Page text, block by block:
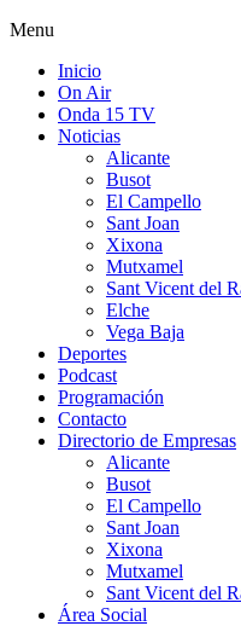
Menu
Inicio
On Air
Onda 15 TV
Noticias
Alicante
Busot
El Campello
Sant Joan
Xixona
Mutxamel
Sant Vicent del
Elche
Vega Baja
Deportes
Podcast
Programación
Contacto
Directorio de Empresas
Alicante
Busot
El Campello
Sant Joan
Xixona
Mutxamel
Sant Vicent del
Área Social